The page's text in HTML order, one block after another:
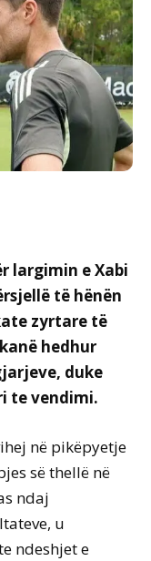
largimin e Xabi
të hënën
zyrtare të
hedhur
duke
te vendimi.
në pikëpyetje
së thellë në
ndaj
u
ndeshjet e